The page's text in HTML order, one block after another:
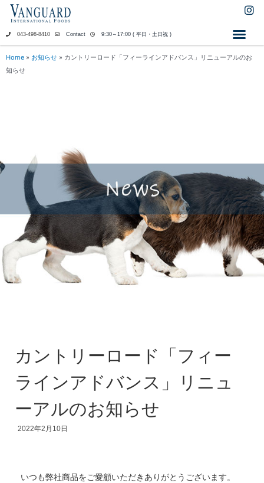
ス
キ
ッ
I
g
043-498-8410 Contact 9:30～17:00 ( 平日・土日祝 )
Home » お知らせ » カントリーロード「フィーラインアドバンス」リニューアルのお
知らせ
カントリーロード「フィー
ラインアドバンス」リニュ
ーアルのお知らせ
2022年2月10日
いつも弊社商品をご愛顧いただきありがとうございます。